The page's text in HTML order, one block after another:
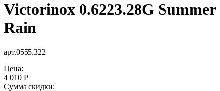
Victorinox 0.6223.28G Summer
Rain
арт.0555.322
Цена:
4 010 Р
Сумма скидки: